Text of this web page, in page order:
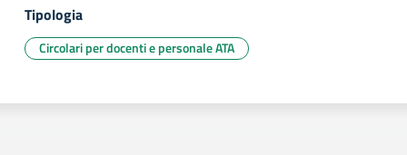
Tipologia
Circolari per docenti e personale ATA